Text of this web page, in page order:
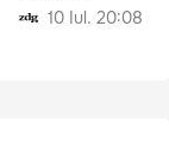
10 Iul. 20:08